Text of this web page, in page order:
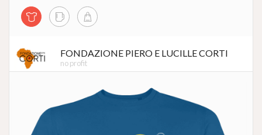
FONDAZIONE PIERO E LUCILLE CORTI
no profit